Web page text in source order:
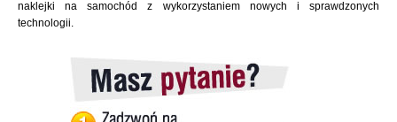
naklejki na samochód z wykorzystaniem nowych i sprawdzonych
technologii.